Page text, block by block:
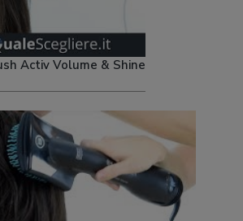
Activ Volume & Shine